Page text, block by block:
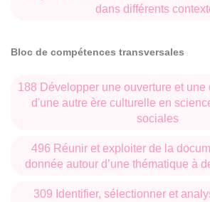
dans différents
Bloc de compétences transversales
188 Développer une ouverture et une
d'une autre ère culturelle en
sociales
496 Réunir et exploiter de la
donnée autour d’une thématique à
309 Identifier, sélectionner et